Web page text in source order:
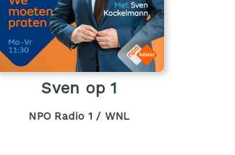
Sven op 1
NPO Radio 1 / WNL